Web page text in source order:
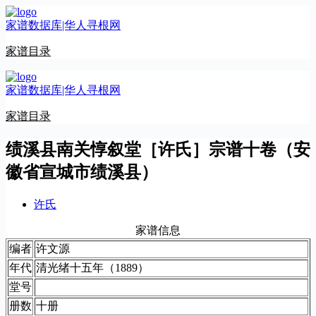
跳
至
容
家谱数据库|华人寻根网
家谱目录
家谱数据库|华人寻根网
家谱目录
绩溪县南关惇叙堂［许氏］宗谱十卷（安
徽省宣城市绩溪县）
许氏
家谱信息
编者 许文源
年代 清光绪十五年（1889）
堂号
册数 十册